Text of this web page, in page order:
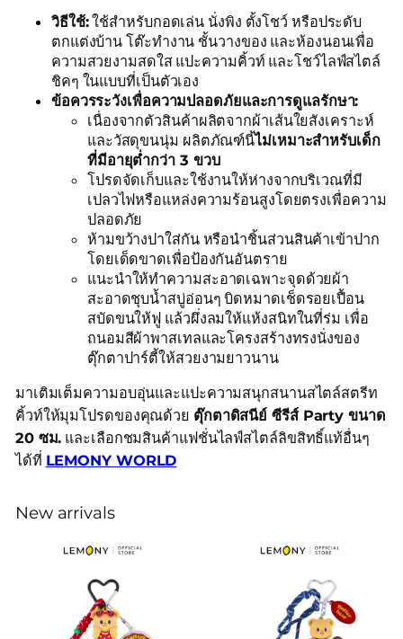
วิธีใช้:ใช้สำหรับกอดเล่น นั่งพิง ตั้งโชว์ หรือประดับ
ตกแต่งบ้าน โต๊ะทำงาน ชั้นวางของ และห้องนอนเพื่อ
ความสวยงามสดใส แปะความคิ้วท์ และโชว์ไลฟ์สไตล์
ชิคๆ ในแบบที่เป็นตัวเอง
ข้อควรระวังเพื่อความปลอดภัยและการดูแลรักษา:
เนื่องจากตัวสินค้าผลิตจากผ้าเส้นใยสังเคราะห์
และวัสดุขนนุ่ม ผลิตภัณฑ์นี้ไม่เหมาะสำหรับเด็ก
ที่มีอายุต่ำกว่า 3 ขวบ
โปรดจัดเก็บและใช้งานให้ห่างจากบริเวณที่มี
เปลวไฟหรือแหล่งความร้อนสูงโดยตรงเพื่อความ
ปลอดภัย
ห้ามขว้างปาใส่กัน หรือนำชิ้นส่วนสินค้าเข้าปาก
โดยเด็ดขาดเพื่อป้องกันอันตราย
แนะนำให้ทำความสะอาดเฉพาะจุดด้วยผ้า
สะอาดชุบน้ำสบู่อ่อนๆ บิดหมาดเช็ดรอยเปื้อน
สบัดขนให้ฟู แล้วผึ่งลมให้แห้งสนิทในที่ร่ม เพื่อ
ถนอมสีผ้าพาสเทลและโครงสร้างทรงนั่งของ
ตุ๊กตาปาร์ตี้ให้สวยงามยาวนาน
มาเติมเต็มความอบอุ่นและแปะความสนุกสนานสไตล์สตรีท
คิ้วท์ให้มุมโปรดของคุณด้วย ตุ๊กตาดิสนีย์ ซีรีส์ Party ขนาด
20 ซม. และเลือกชมสินค้าแฟชั่นไลฟ์สไตล์ลิขสิทธิ์แท้อื่นๆ
ได้ที่ LEMONY WORLD
New arrivals